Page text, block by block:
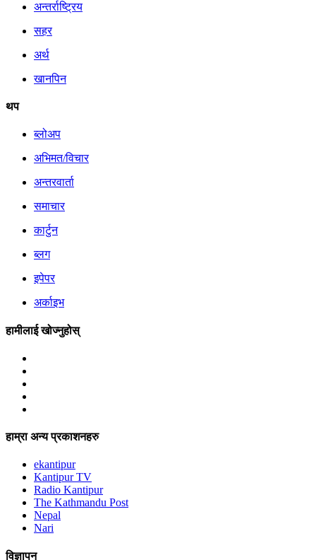
अन्तर्राष्ट्रिय
सहर
अर्थ
खानपिन
थप
ब्लोअप
अभिमत/विचार
अन्तरवार्ता
समाचार
कार्टुन
ब्लग
इपेपर
अर्काइभ
हामीलाई खोज्नुहोस्
हाम्रा अन्य प्रकाशनहरु
ekantipur
Kantipur TV
Radio Kantipur
The Kathmandu Post
Nepal
Nari
विज्ञापन